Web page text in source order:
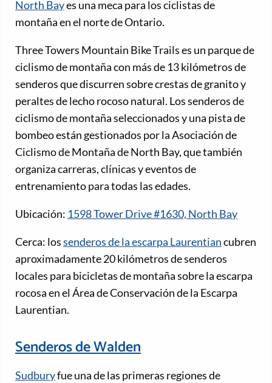
North Bayes una meca para los ciclistas de
montaña en el norte de Ontario.
Three Towers Mountain Bike Trails es un parque de
ciclismo de montaña con más de 13 kilómetros de
senderos que discurren sobre crestas de granito y
peraltes de lecho rocoso natural. Los senderos de
ciclismo de montaña seleccionados y una pista de
bombeo están gestionados por la Asociación de
Ciclismo de Montaña de North Bay, que también
organiza carreras, clínicas y eventos de
entrenamiento para todas las edades.
Ubicación: 1598 Tower Drive #1630, North Bay
Cerca: lossenderos de la escarpa Laurentiancubren
aproximadamente 20 kilómetros de senderos
locales para bicicletas de montaña sobre la escarpa
rocosa en el Área de Conservación de la Escarpa
Laurentian.
Senderos de Walden
Sudburyfue una de las primeras regiones de